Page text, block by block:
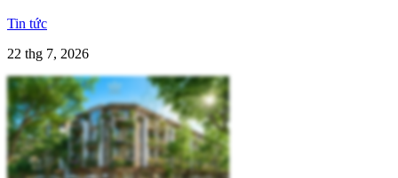
Tin tức
22 thg 7, 2026